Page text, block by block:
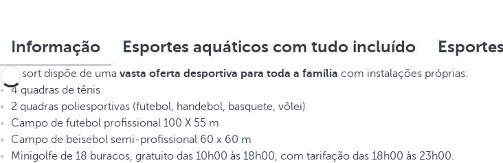
Informação Esportes aquáticos com tudo incluído
O resort dispõe de uma vasta oferta desportiva para toda a família com instalações próprias:
4 quadras de tênis
2 quadras poliesportivas (futebol, handebol, basquete, vôlei)
Campo de futebol profissional 100 X 55 m
Campo de beisebol semi-profissional 60 x 60 m
Minigolfe de 18 buracos, gratuito das 10h00 às 18h00, com tarifação das 18h00 às 23h00.